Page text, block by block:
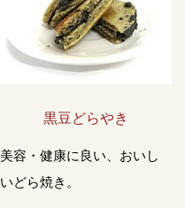
黒豆どらやき
美容・健康に良い、おいし
いどら焼き。